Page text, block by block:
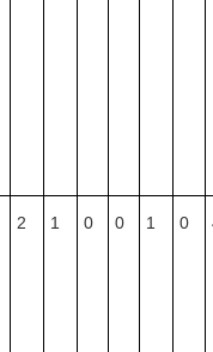
2 1 0 0 1 0